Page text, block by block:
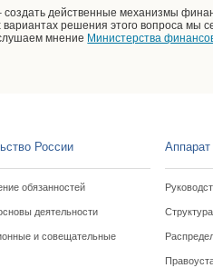
действенные механизмы
решения этого вопроса мы
мнение Министерства
России
обязанностей
деятельности
и совещательные
Аппарат